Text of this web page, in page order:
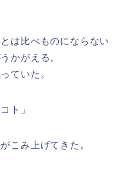
は比べものにならない
かがえる。
ていた。
ト」
こみ上げてきた。